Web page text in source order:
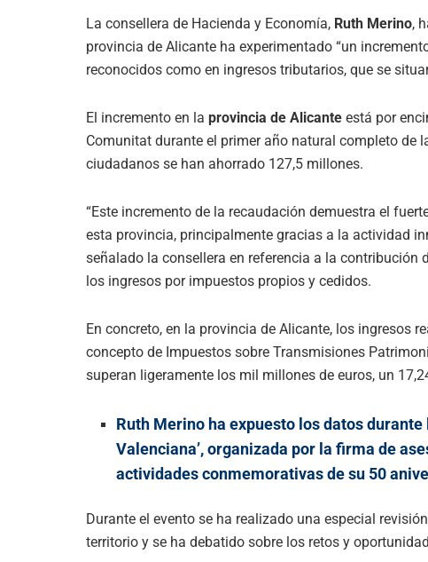
La consellera de Hacienda y Economía, Ruth Merino,
provincia de Alicante ha experimentado “un
reconocidos como en ingresos tributarios, que se
El incremento en la provincia de Alicante está por
Comunitat durante el primer año natural completo de
ciudadanos se han ahorrado 127,5 millones.
“Este incremento de la recaudación demuestra el
esta provincia, principalmente gracias a la actividad
señalado la consellera en referencia a la
los ingresos por impuestos propios y cedidos.
En concreto, en la provincia de Alicante, los ingresos
concepto de Impuestos sobre Transmisiones
superan ligeramente los mil millones de euros, un
Ruth Merino ha expuesto los datos
Valenciana’, organizada por la firma de
actividades conmemorativas de su 50
Durante el evento se ha realizado una especial
territorio y se ha debatido sobre los retos y